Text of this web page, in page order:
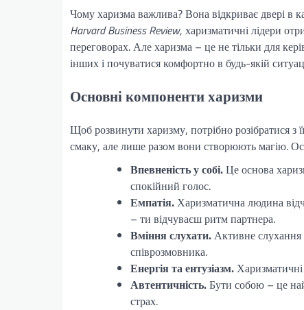
Чому харизма важлива? Вона відкриває двері в
Harvard Business Review, харизматичні лідери
переговорах. Але харизма – це не тільки для
інших і почуватися комфортно в будь-якій
Основні компоненти харизми
Щоб розвинути харизму, потрібно розібратися з
смаку, але лише разом вони створюють магію.
Впевненість у собі.Це основа
спокійний голос.
Емпатія.Харизматична людина
– ти відчуваєш ритм партнера.
Вміння слухати.Активне слухання
співрозмовника.
Енергія та ентузіазм.
Автентичність.Бути собою – це
страх.